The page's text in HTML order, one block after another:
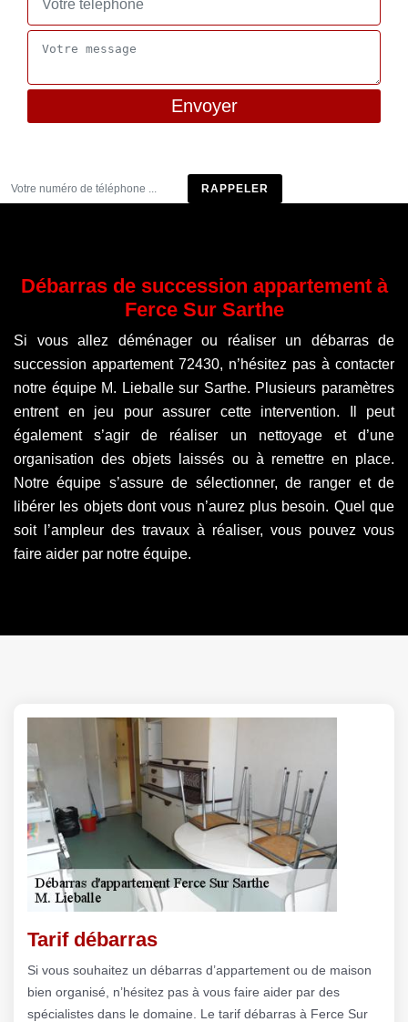
Débarras de succession appartement à
Ferce Sur Sarthe
Si vous allez déménager ou réaliser un débarras de
succession appartement 72430, n’hésitez pas à contacter
notre équipe M. Lieballe sur Sarthe. Plusieurs paramètres
entrent en jeu pour assurer cette intervention. Il peut
également s’agir de réaliser un nettoyage et d’une
organisation des objets laissés ou à remettre en place.
Notre équipe s’assure de sélectionner, de ranger et de
libérer les objets dont vous n’aurez plus besoin. Quel que
soit l’ampleur des travaux à réaliser, vous pouvez vous
faire aider par notre équipe.
Tarif débarras
Si vous souhaitez un débarras d’appartement ou de maison
bien organisé, n’hésitez pas à vous faire aider par des
spécialistes dans le domaine. Le tarif débarras à Ferce Sur